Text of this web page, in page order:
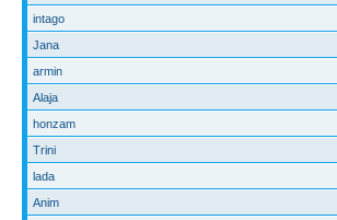
intago
Jana
armin
Alaja
honzam
Trini
lada
Anim